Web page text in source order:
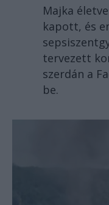
Majka
kapott, és
tervezett
szerdán a
be.